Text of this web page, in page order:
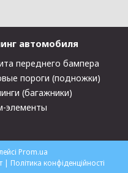
автомобиля
переднего бампера
пороги (подножки)
(багажники)
элементы
Prom.ua
| Політика конфіденційності